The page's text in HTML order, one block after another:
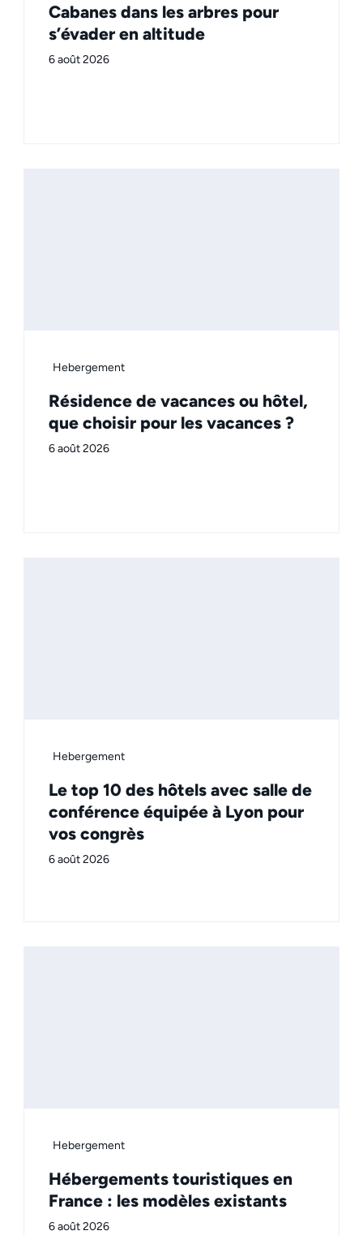
Cabanes dans les arbres pour
s’évader en altitude
6 août 2026
Hebergement
Résidence de vacances ou hôtel,
que choisir pour les vacances ?
6 août 2026
Hebergement
Le top 10 des hôtels avec salle de
conférence équipée à Lyon pour
vos congrès
6 août 2026
Hebergement
Hébergements touristiques en
France : les modèles existants
6 août 2026